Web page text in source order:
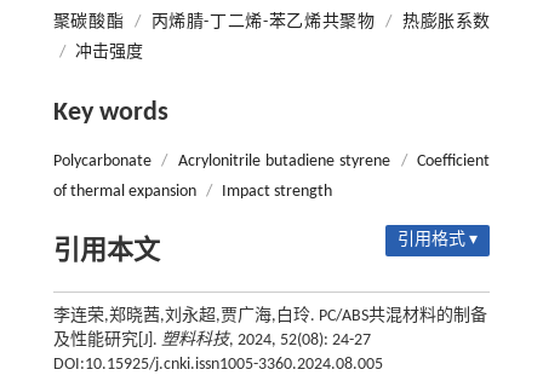
聚碳酸酯 / 丙烯腈-丁二烯-苯乙烯共聚物 / 热膨胀系数
/ 冲击强度
Key words
Polycarbonate / Acrylonitrile butadiene styrene / Coefficient
of thermal expansion / Impact strength
引用本文 引用格式 ▾
李连荣,郑晓茜,刘永超,贾广海,白玲. PC/ABS共混材料的制备
及性能研究[J]. 塑料科技, 2024, 52(08): 24-27
DOI:10.15925/j.cnki.issn1005-3360.2024.08.005